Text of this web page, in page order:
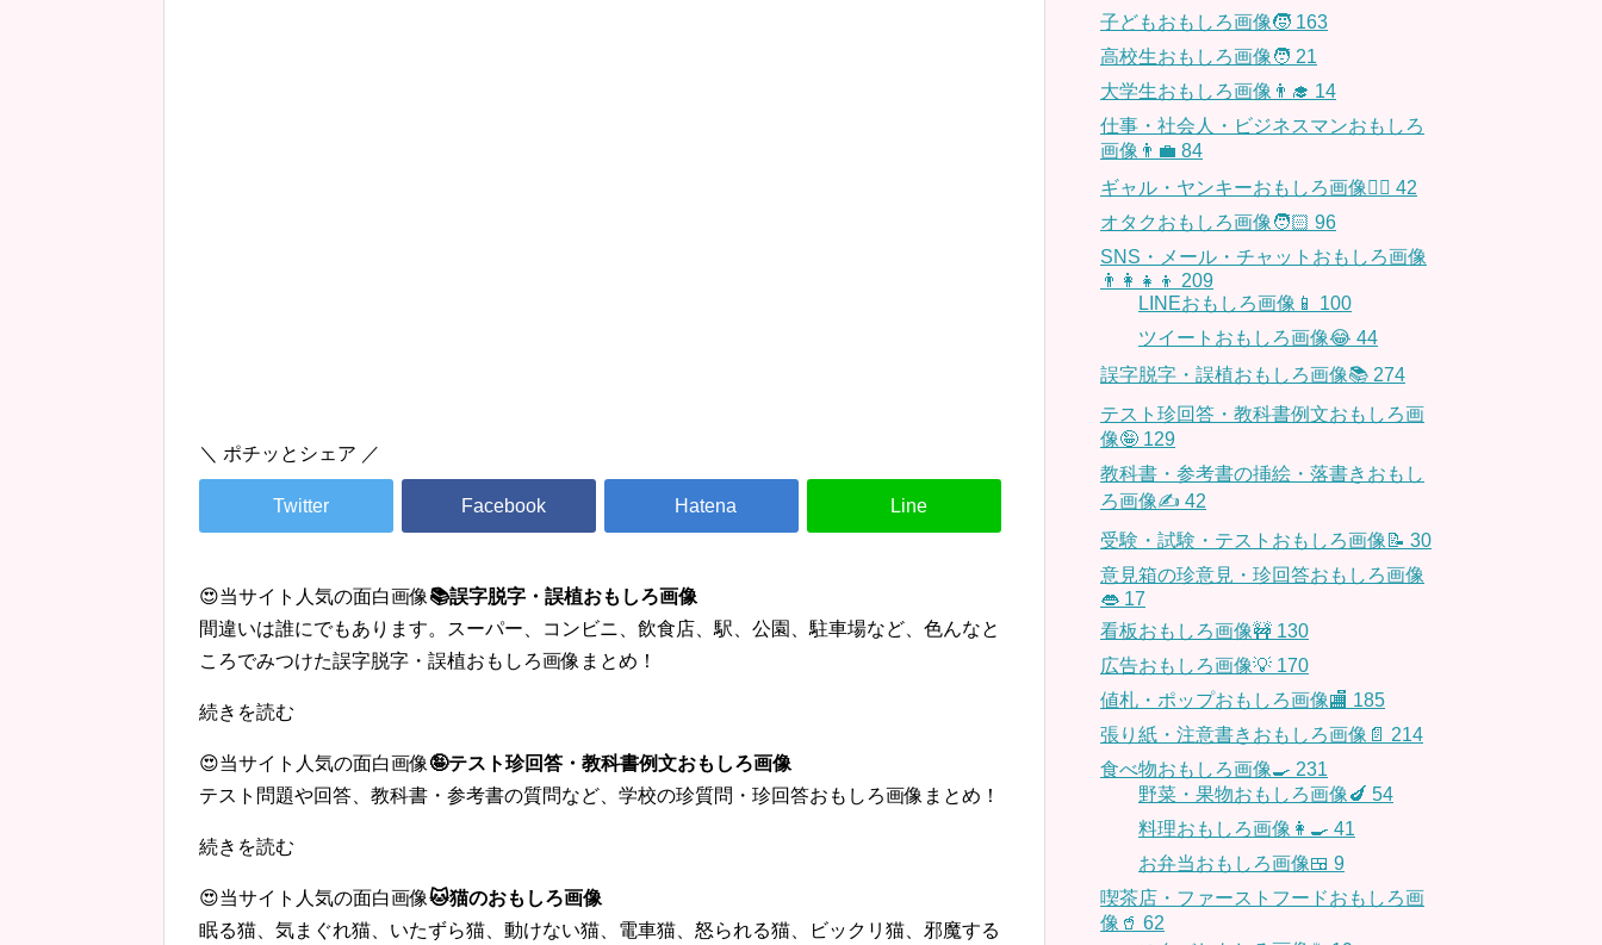
＼ ポチッとシェア ／
😍当サイト人気の面白画像📚誤字脱字・誤植おもしろ画像
間違いは誰にでもあります。スーパー、コンビニ、飲食店、駅、公園、駐車場など、色んなと
ころでみつけた誤字脱字・誤植おもしろ画像まとめ！
続きを読む
😍当サイト人気の面白画像🤪テスト珍回答・教科書例文おもしろ画像
テスト問題や回答、教科書・参考書の質問など、学校の珍質問・珍回答おもしろ画像まとめ！
続きを読む
😍当サイト人気の面白画像🐱猫のおもしろ画像
眠る猫、気まぐれ猫、いたずら猫、動けない猫、電車猫、怒られる猫、ビックリ猫、邪魔する
子どもおもしろ画像🧒 163
高校生おもしろ画像🧑 21
大学生おもしろ画像👨‍🎓 14
仕事・社会人・ビジネスマンおもしろ
画像👨‍💼 84
ギャル・ヤンキーおもしろ画像👱‍♀️ 42
オタクおもしろ画像🧑🏻 96
SNS・メール・チャットおもしろ画像
👨‍👩‍👧‍👦 209
LINEおもしろ画像📱 100
ツイートおもしろ画像😂 44
誤字脱字・誤植おもしろ画像📚 274
テスト珍回答・教科書例文おもしろ画
像🤪 129
教科書・参考書の挿絵・落書きおもし
ろ画像✍️ 42
受験・試験・テストおもしろ画像📝 30
意見箱の珍意見・珍回答おもしろ画像
👄 17
看板おもしろ画像🚧 130
広告おもしろ画像💡 170
値札・ポップおもしろ画像🏬 185
張り紙・注意書きおもしろ画像📄 214
食べ物おもしろ画像🍳 231
野菜・果物おもしろ画像🍆 54
料理おもしろ画像👩‍🍳 41
お弁当おもしろ画像🍱 9
喫茶店・ファーストフードおもしろ画
像🥤 62